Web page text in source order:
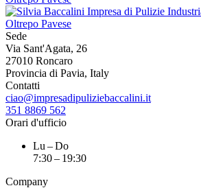
Sede
Via Sant'Agata, 26
27010 Roncaro
Provincia di Pavia, Italy
Contatti
ciao@impresadipuliziebaccalini.it
351 8869 562
Orari d'ufficio
Lu – Do
7:30 – 19:30
Company